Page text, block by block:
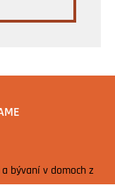
bývaní v domoch z